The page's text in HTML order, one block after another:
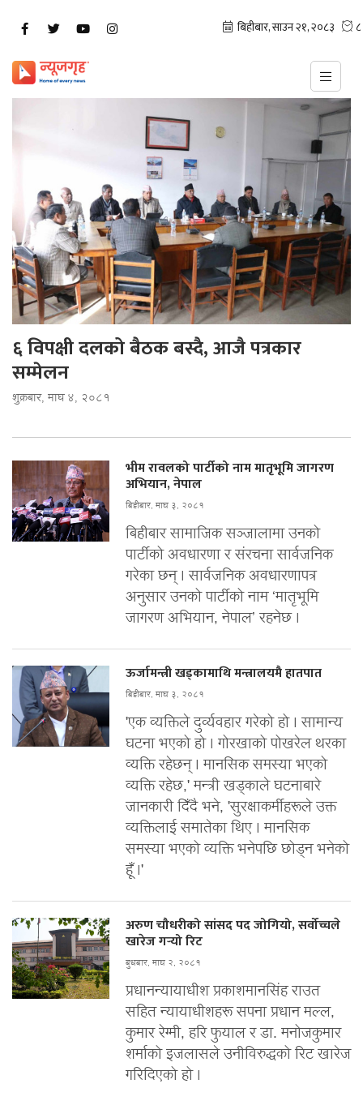
६ विपक्षी दलको बैठक बस्दै, आजै पत्रकार
सम्मेलन
शुक्रबार, माघ ४, २०८१
भीम रावलको पार्टीको नाम मातृभूमि जागरण
अभियान, नेपाल
बिहीबार, माघ ३, २०८१
बिहीबार सामाजिक सञ्जालामा उनको
पार्टीको अवधारणा र संरचना सार्वजनिक
गरेका छन् । सार्वजनिक अवधारणापत्र
अनुसार उनको पार्टीको नाम ‘मातृभूमि
जागरण अभियान, नेपाल’ रहनेछ ।
ऊर्जामन्त्री खड्कामाथि मन्त्रालयमै हातपात
बिहीबार, माघ ३, २०८१
'एक व्यक्तिले दुर्व्यवहार गरेको हो । सामान्य
घटना भएको हो । गोरखाको पोखरेल थरका
व्यक्ति रहेछन् । मानसिक समस्या भएको
व्यक्ति रहेछ,' मन्त्री खड्काले घटनाबारे
जानकारी दिँदै भने, 'सुरक्षाकर्मीहरूले उक्त
व्यक्तिलाई समातेका थिए । मानसिक
समस्या भएको व्यक्ति भनेपछि छोड्न भनेको
हूँ ।'
अरुण चौधरीको सांसद पद जोगियो, सर्वोच्चले
खारेज गर्‍यो रिट
बुधबार, माघ २, २०८१
प्रधानन्यायाधीश प्रकाशमानसिंह राउत
सहित न्यायाधीशहरू सपना प्रधान मल्ल,
कुमार रेग्मी, हरि फुयाल र डा. मनोजकुमार
शर्माको इजलासले उनीविरुद्धको रिट खारेज
गरिदिएको हो ।